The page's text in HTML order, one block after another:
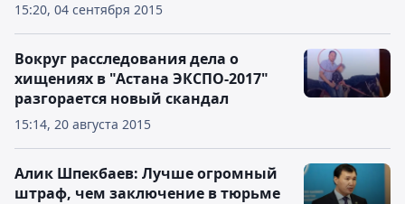
15:20, 04 сентября 2015
15:14, 20 августа 2015
Вокруг расследования дела о
хищениях в "Астана ЭКСПО-2017"
разгорается новый скандал
Алик Шпекбаев: Лучше огромный
штраф, чем заключение в тюрьме